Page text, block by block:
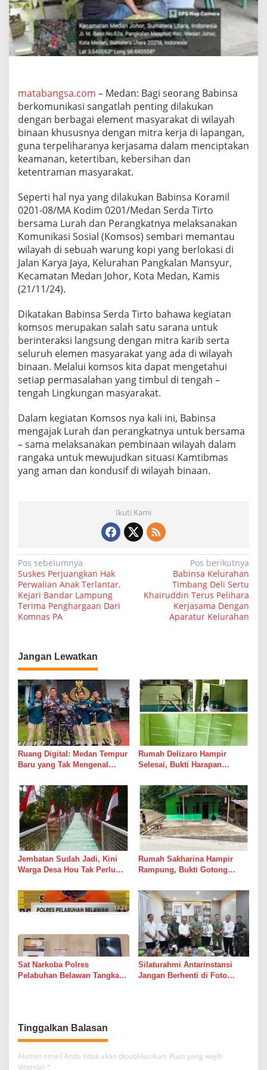
h
,
B
a
b
i
a
K
o
r
a
m
i
0
0
1
-
0
8
/
M
A
s
o
s
B
e
r
s
a
a
L
u
r
a
h
n
k
a
t
n
matabangsa.com – Medan: Bagi seorang Babinsa
berkomunikasi sangatlah penting dilakukan
dengan berbagai element masyarakat di wilayah
binaan khususnya dengan mitra kerja di lapangan,
guna terpeliharanya kerjasama dalam menciptakan
keamanan, ketertiban, kebersihan dan
ketentraman masyarakat.
Seperti hal nya yang dilakukan Babinsa Koramil
0201-08/MA Kodim 0201/Medan Serda Tirto
bersama Lurah dan Perangkatnya melaksanakan
Komunikasi Sosial (Komsos) sembari memantau
wilayah di sebuah warung kopi yang berlokasi di
Jalan Karya Jaya, Kelurahan Pangkalan Mansyur,
Kecamatan Medan Johor, Kota Medan, Kamis
(21/11/24).
Dikatakan Babinsa Serda Tirto bahawa kegiatan
komsos merupakan salah satu sarana untuk
berinteraksi langsung dengan mitra karib serta
seluruh elemen masyarakat yang ada di wilayah
binaan. Melalui komsos kita dapat mengetahui
setiap permasalahan yang timbul di tengah –
tengah Lingkungan masyarakat.
Dalam kegiatan Komsos nya kali ini, Babinsa
mengajak Lurah dan perangkatnya untuk bersama
– sama melaksanakan pembinaan wilayah dalam
rangaka untuk mewujudkan situasi Kamtibmas
yang aman dan kondusif di wilayah binaan.
Ikuti Kami
N
a
v
i
a
s
i
p
o
s
Pos sebelumnya
Suskes Perjuangkan Hak
Perwalian Anak Terlantar,
Kejari Bandar Lampung
Terima Penghargaan Dari
Komnas PA
Pos berikutnya
Babinsa Kelurahan
Timbang Deli Sertu
Khairuddin Terus Pelihara
Kerjasama Dengan
Aparatur Kelurahan
Jangan Lewatkan
Ruang Digital: Medan Tempur
Baru yang Tak Mengenal
Rumah Delizaro Hampir
Selesai, Bukti Harapan
Suara Palu dan Semen
Jembatan Sudah Jadi, Kini
Warga Desa Hou Tak Perlu
Sungai
Rumah Sakharina Hampir
Rampung, Bukti Gotong
dari Janji Banyak Orang
Sat Narkoba Polres
Pelabuhan Belawan Tangkap
Silaturahmi Antarinstansi
Jangan Berhenti di Foto
Tinggalkan Balasan
Alamat email Anda tidak akan dipublikasikan. Ruas yang wajib
ditandai *